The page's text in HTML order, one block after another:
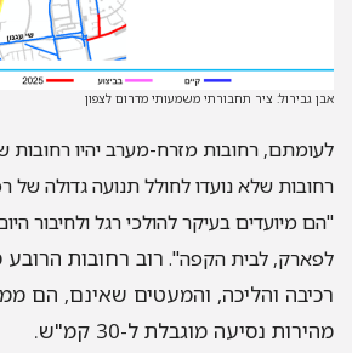
אבן גבירול: ציר תחבורתי משמעותי מדרום לצפון
לעומתם, רחובות מזרח-מערב יהיו רחובות
רחובות שלא נועדו לחולל תנועה גדולה של
"הם מיועדים בעיקר להולכי רגל ולחיבור
לפארק, לבית הקפה". רוב רחובות
רכיבה והליכה, והמעטים שאינם, הם
מהירות נסיעה מוגבלת ל-30 קמ"ש.